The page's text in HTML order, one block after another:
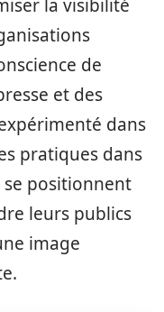
la visibilité
de
et des
dans
pratiques dans
positionnent
leurs publics
image